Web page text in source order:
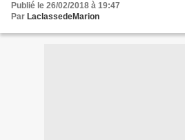
Publié le 26/02/2018 à 19:47
Par LaclassedeMarion